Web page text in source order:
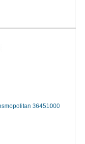
36451000